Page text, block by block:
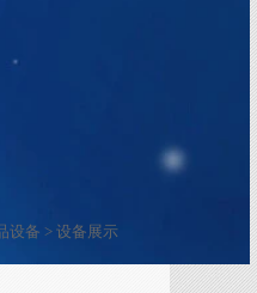
设备 > 设备展示